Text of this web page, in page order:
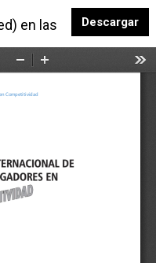
en las empresas de
Descargar